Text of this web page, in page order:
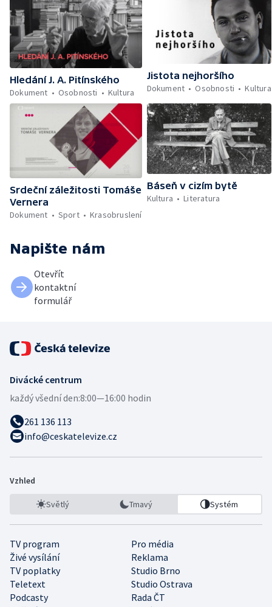
Hledání J. A. Pitínského
Dokument
Osobnosti Kultura
Jistota nejhoršího
Dokument
Osobnosti Kultura
Srdeční záležitosti Tomáše
Vernera
Dokument
Sport Krasobruslení
Báseň v cizím bytě
Kultura
Literatura
Napište nám
Otevřít
kontaktní
formulář
Divácké centrum
každý všední den:8:00—16:00 hodin
261 136 113
info@ceskatelevize.cz
Vzhled
Světlý Tmavý Systém
TV program
Pro média
Živé vysílání
Reklama
TV poplatky
Studio Brno
Teletext
Studio Ostrava
Podcasty
Rada ČT